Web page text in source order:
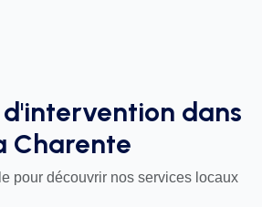
d'intervention dans
Charente
pour découvrir nos services locaux